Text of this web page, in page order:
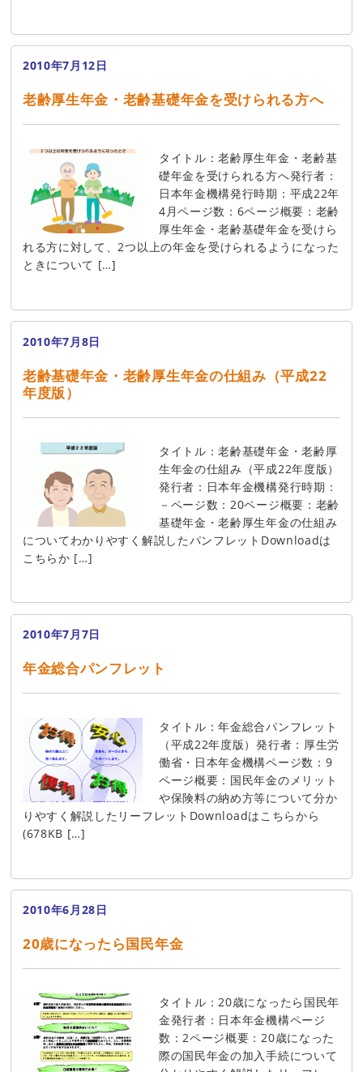
2010年7月12日
老齢厚生年金・老齢基礎年金を受けられる方へ
タイトル：老齢厚生年金・老齢基
礎年金を受けられる方へ発行者：
日本年金機構発行時期：平成22年
4月ページ数：6ページ概要：老齢
厚生年金・老齢基礎年金を受けら
れる方に対して、2つ以上の年金を受けられるようになった
ときについて […]
2010年7月8日
老齢基礎年金・老齢厚生年金の仕組み（平成22
年度版）
タイトル：老齢基礎年金・老齢厚
生年金の仕組み（平成22年度版）
発行者：日本年金機構発行時期：
－ページ数：20ページ概要：老齢
基礎年金・老齢厚生年金の仕組み
についてわかりやすく解説したパンフレットDownloadは
こちらか […]
2010年7月7日
年金総合パンフレット
タイトル：年金総合パンフレット
（平成22年度版）発行者：厚生労
働省・日本年金機構ページ数：9
ページ概要：国民年金のメリット
や保険料の納め方等について分か
りやすく解説したリーフレットDownloadはこちらから
(678KB […]
2010年6月28日
20歳になったら国民年金
タイトル：20歳になったら国民年
金発行者：日本年金機構ページ
数：2ページ概要：20歳になった
際の国民年金の加入手続について